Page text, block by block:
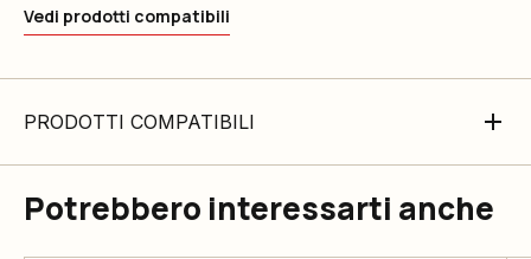
Vedi prodotti compatibili
PRODOTTI COMPATIBILI
Potrebbero interessarti anche